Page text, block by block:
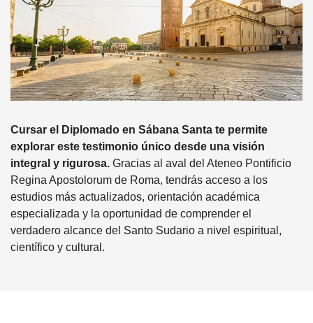
Cursar el Diplomado en Sábana Santa te permite
explorar este testimonio único desde una visión
integral y rigurosa. Gracias al aval del Ateneo Pontificio
Regina Apostolorum de Roma, tendrás acceso a los
estudios más actualizados, orientación académica
especializada y la oportunidad de comprender el
verdadero alcance del Santo Sudario a nivel espiritual,
científico y cultural.